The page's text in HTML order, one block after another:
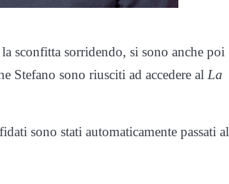
sconfitta sorridendo, si sono anche poi
Stefano sono riusciti ad accedere al La
sono stati automaticamente passati al